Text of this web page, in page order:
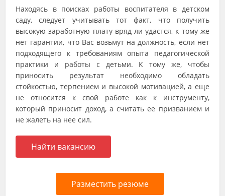
Находясь в поисках работы воспитателя в детском
саду, следует учитывать тот факт, что получить
высокую заработную плату вряд ли удастся, к тому же
нет гарантии, что Вас возьмут на должность, если нет
подходящего к требованиям опыта педагогической
практики и работы с детьми. К тому же, чтобы
приносить результат необходимо обладать
стойкостью, терпением и высокой мотивацией, а еще
не относится к свой работе как к инструменту,
который приносит доход, а считать ее призванием и
не жалеть на нее сил.
Найти вакансию
Разместить резюме